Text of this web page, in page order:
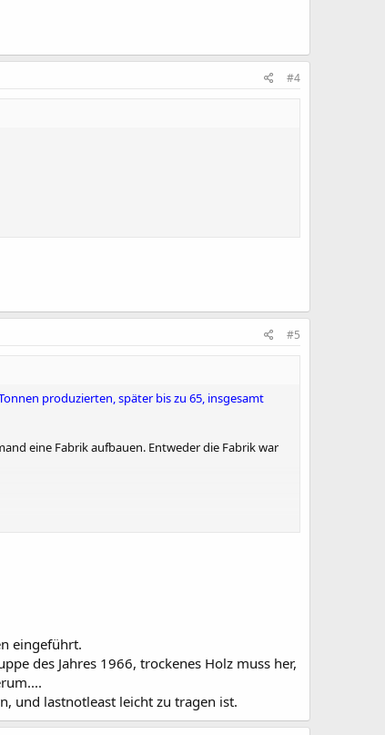
#4
#5
produzierten, später bis zu 65, insgesamt
eine Fabrik aufbauen. Entweder die Fabrik war
eingeführt.
des Jahres 1966, trockenes Holz muss her,
und lastnotleast leicht zu tragen ist.